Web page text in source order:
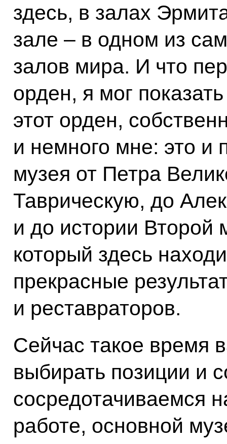
здесь, в залах
зале – в одном из
залов мира. И что
орден, я мог
этот орден,
и немного мне: это и
музея от Петра
Таврическую, до
и до истории Второй
который здесь
прекрасные
и реставраторов.
Сейчас такое время
выбирать позиции и
сосредотачиваемся
работе, основной